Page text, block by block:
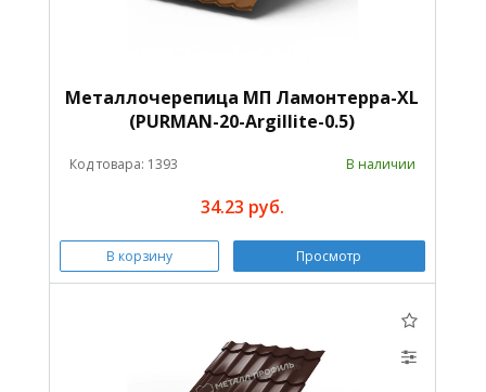
Металлочерепица МП Ламонтерра-XL
(PURMAN-20-Argillite-0.5)
Код товара: 1393 В наличии
34.23 руб.
В корзину Просмотр